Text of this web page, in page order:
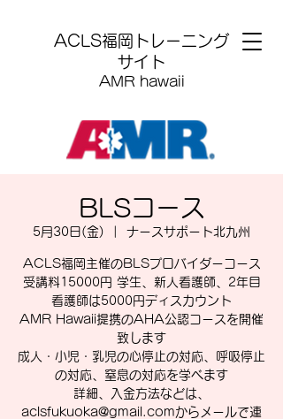
​ACLS福岡トレーニング
サイト
AMR hawaii
BLSコース
5月30日(金) ナースサポート北九州
ACLS福岡主催のBLSプロバイダーコース
受講料15000円 学生、新人看護師、2年目
看護師は5000円ディスカウント
AMR Hawaii提携のAHA公認コースを開催
致します
成人・小児・乳児の心停止の対応、呼吸停止
の対応、窒息の対応を学べます
詳細、入金方法などは、
aclsfukuoka@gmail.comからメールで連